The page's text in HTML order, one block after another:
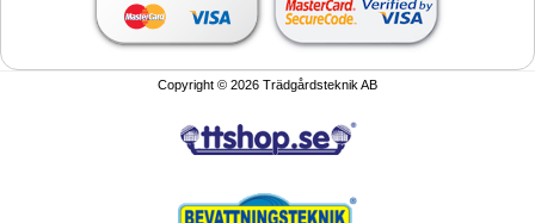
Copyright © 2026 Trädgårdsteknik AB